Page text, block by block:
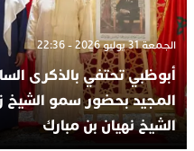
الجمعة 31 يوليو 2026 - 22:36
أبوظبي تحتفي بالذكرى
المجيد بحضور سمو الشيخ
الشيخ نهيان بن مبارك